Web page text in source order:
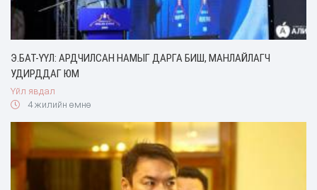
Э.БАТ-ҮҮЛ: АРДЧИЛСАН НАМЫГ ДАРГА БИШ, МАНЛАЙЛАГЧ
УДИРДДАГ ЮМ
Үйл явдал
4 жилийн өмнө